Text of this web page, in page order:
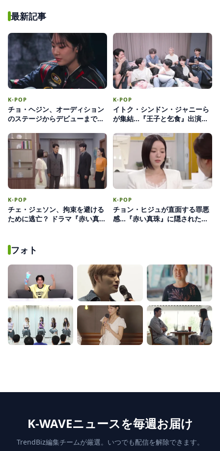
最新記事
K-POP
チョ・ヘジン、オーディション
のステージからデビューまで…
K-POP
イトク・シンドン・ジャニーら
が集結…『王子と乞食』出演陣
K-POP
チェ・ジェソン、拘束を避ける
ために逃亡？ ドラマ『赤い真
K-POP
チョン・ヒジュが直面する罪悪
感…『赤い真珠』に隠された歪
フォト
K-WAVEニュースを毎週お届け
TrendBiz編集チームが厳選。いつでも配信を解除できます。